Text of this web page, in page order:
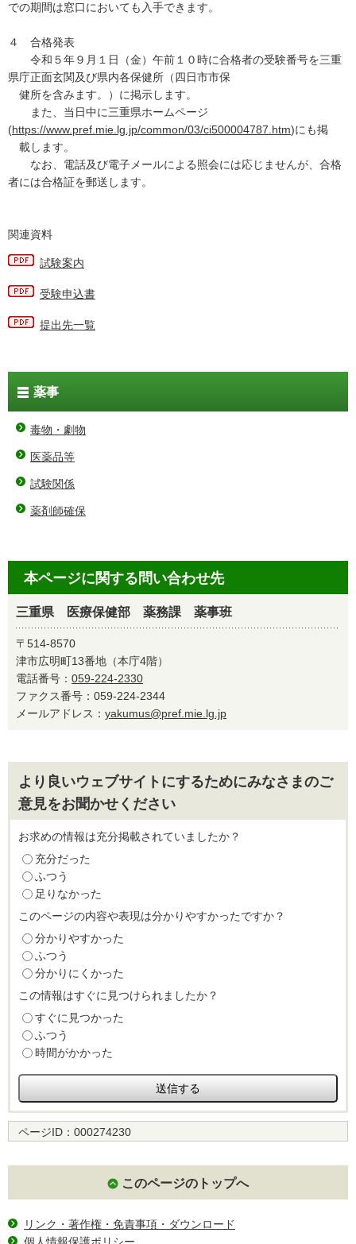
での期間は窓口においても入手できます。
４ 合格発表
令和５年９月１日（金）午前１０時に合格者の受験番号を三重
県庁正面玄関及び県内各保健所（四日市市保
健所を含みます。）に掲示します。
また、当日中に三重県ホームページ
(https://www.pref.mie.lg.jp/common/03/ci500004787.htm)にも掲
載します。
なお、電話及び電子メールによる照会には応じませんが、合格
者には合格証を郵送します。
関連資料
試験案内
受験申込書
提出先一覧
薬事
毒物・劇物
医薬品等
試験関係
薬剤師確保
本ページに関する問い合わせ先
三重県 医療保健部 薬務課 薬事班
〒514-8570
津市広明町13番地（本庁4階）
電話番号： 059-224-2330
ファクス番号：059-224-2344
メールアドレス： yakumus@pref.mie.lg.jp
より良いウェブサイトにするためにみなさまのご
意見をお聞かせください
お求めの情報は充分掲載されていましたか？
充分だった
ふつう
足りなかった
このページの内容や表現は分かりやすかったですか？
分かりやすかった
ふつう
分かりにくかった
この情報はすぐに見つけられましたか？
すぐに見つかった
ふつう
時間がかかった
ページID： 000274230
このページのトップへ
リンク・著作権・免責事項・ダウンロード